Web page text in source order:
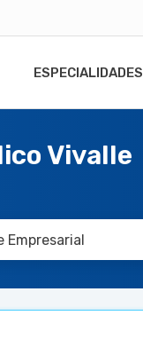
ESPECIALIDADES
Vivalle